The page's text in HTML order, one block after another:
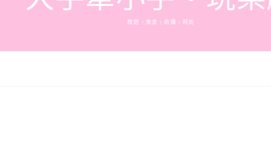
旅遊 | 美食 | 商攝 | 時尚